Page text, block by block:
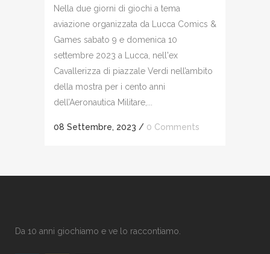
Nella due giorni di giochi a tema
aviazione organizzata da Lucca Comics &
Games sabato 9 e domenica 10
settembre 2023 a Lucca, nell'ex
Cavallerizza di piazzale Verdi nell’ambito
della mostra per i cento anni
dell’Aeronautica Militare,...
08 Settembre, 2023 / 0 Comments
Da 10 anni giochiamo e ve lo raccontiamo.